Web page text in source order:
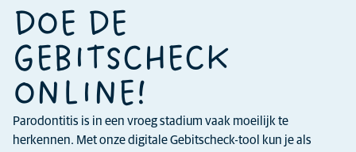
DOE DE
GEBITSCHECK
ONLINE!
Parodontitis is in een vroeg stadium vaak moeilijk te
herkennen. Met onze digitale Gebitscheck-tool kun je als